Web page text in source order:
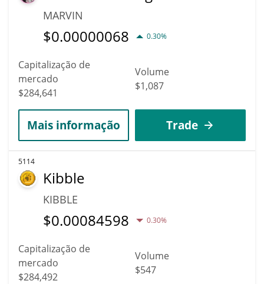
MARVIN
$0.00000068 0.30%
Capitalização de
mercado
$284,641
Volume
$1,087
Mais informação Trade
5114
Kibble
KIBBLE
$0.00084598 0.30%
Capitalização de
mercado
$284,492
Volume
$547